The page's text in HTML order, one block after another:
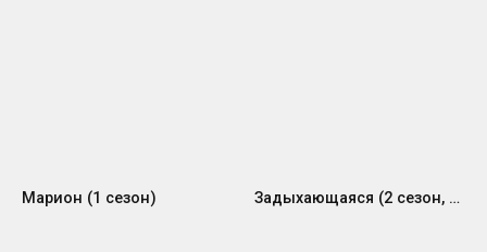
Марион (1 сезон) Задыхающаяся (2 сезон, 2021)